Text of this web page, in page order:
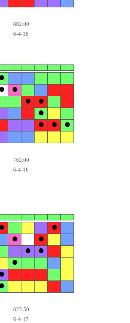
882.00
6-4-18
762.00
6-4-16
823.50
6-4-17